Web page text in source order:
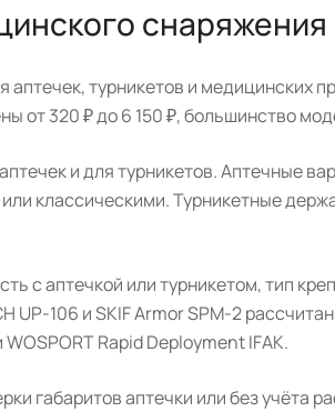
снаряжения
аптечек, турникетов и медицинских
от 320 ₽ до 6 150 ₽, большинство
и для турникетов. Аптечные
классическими. Турникетные
с аптечкой или турникетом, тип
UP-106 и SKIF Armor SPM-2
Rapid Deployment IFAK.
габаритов аптечки или без учёта